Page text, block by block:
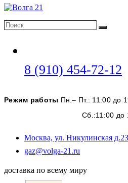
Поиск
Поиск
8 (910) 454-72-12
Режим работы Пн.– Пт.: 11:00 до
Сб.:11:00 до
Москва, ул. Никулинская д.23
gaz@volga-21.ru
вашем
доставка по всему миру